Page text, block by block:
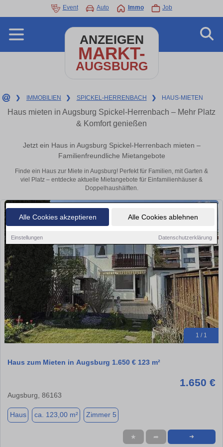
Alle Cookies akzeptieren Alle Cookies ablehnen
Einstellungen Datenschutzerklärung
Event Auto Immo Job
ANZEIGEN
MARKT-
AUGSBURG
❯ IMMOBILIEN ❯ SPICKEL-HERRENBACH ❯ HAUS-MIETEN
Haus mieten in Augsburg Spickel-Herrenbach – Mehr Platz
& Komfort genießen
Jetzt ein Haus in Augsburg Spickel-Herrenbach mieten –
Familienfreundliche Mietangebote
Finde ein Haus zur Miete in Augsburg! Perfekt für Familien, mit Garten &
viel Platz – entdecke aktuelle Mietangebote für Einfamilienhäuser &
Doppelhaushälften.
1 / 1
Haus zum Mieten in Augsburg 1.650 € 123 m²
1.650 €
Augsburg, 86163
Haus ca. 123,00 m² Zimmer 5
★ ➦ ➜